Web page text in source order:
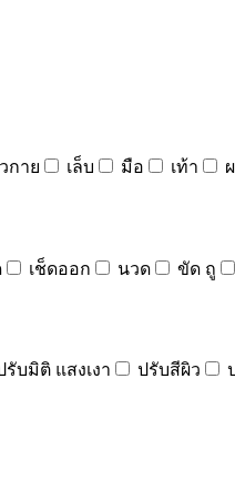
กาย เล็บ มือ เท้า
เช็ดออก นวด ขัด ถู
รับมิติ แสงเงา ปรับสีผิว